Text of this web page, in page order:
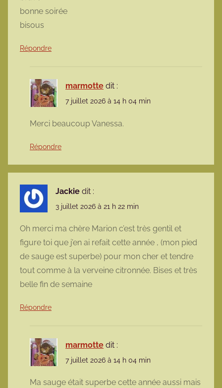
bonne soirée
bisous
Répondre
marmotte dit :
7 juillet 2026 à 14 h 04 min
Merci beaucoup Vanessa.
Répondre
Jackie dit :
3 juillet 2026 à 21 h 22 min
Oh merci ma chère Marion c’est très gentil et
figure toi que j’en ai refait cette année , (mon pied
de sauge est superbe) pour mon cher et tendre
tout comme à la verveine citronnée. Bises et très
belle fin de semaine
Répondre
marmotte dit :
7 juillet 2026 à 14 h 04 min
Ma sauge était superbe cette année aussi mais